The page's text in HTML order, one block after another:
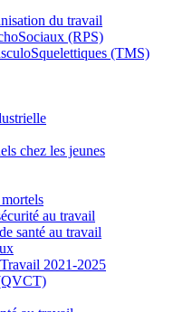
du travail
(RPS)
(TMS)
chez les jeunes
au travail
santé au travail
2021-2025